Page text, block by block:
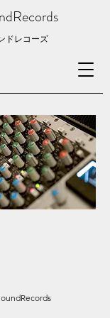
ドレコーズ